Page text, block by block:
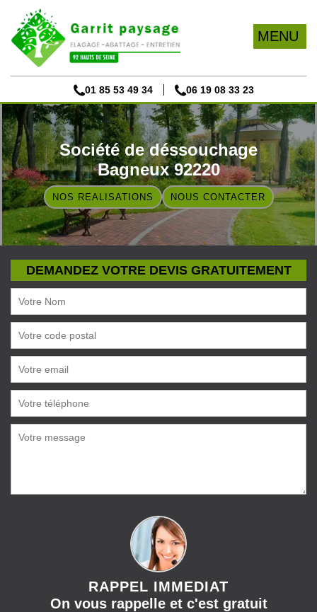
MENU
01 85 53 49 34 06 19 08 33 23
Société de déssouchage
Bagneux 92220
NOS REALISATIONS NOUS CONTACTER
DEMANDEZ VOTRE DEVIS GRATUITEMENT
RAPPEL IMMEDIAT
On vous rappelle et c'est gratuit